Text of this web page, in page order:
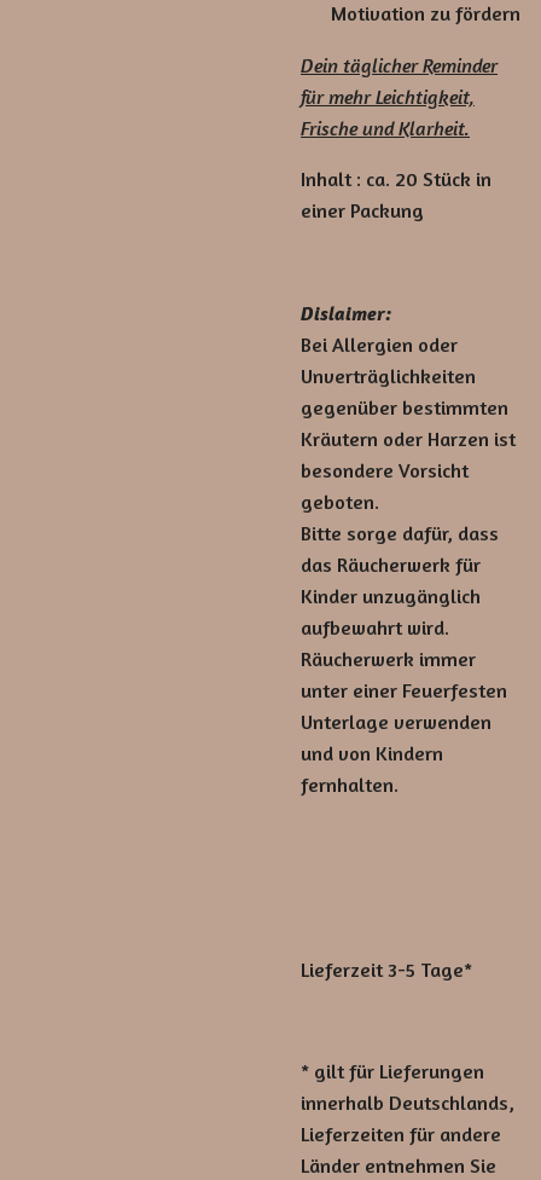
Motivation zu fördern
Dein täglicher Reminder
für mehr Leichtigkeit,
Frische und Klarheit.
Inhalt : ca. 20 Stück in
einer Packung
Dislaimer:
Bei Allergien oder
Unverträglichkeiten
gegenüber bestimmten
Kräutern oder Harzen ist
besondere Vorsicht
geboten.
Bitte sorge dafür, dass
das Räucherwerk für
Kinder unzugänglich
aufbewahrt wird.
Räucherwerk immer
unter einer Feuerfesten
Unterlage verwenden
und von Kindern
fernhalten.
Lieferzeit 3-5 Tage*
* gilt für Lieferungen
innerhalb Deutschlands,
Lieferzeiten für andere
Länder entnehmen Sie